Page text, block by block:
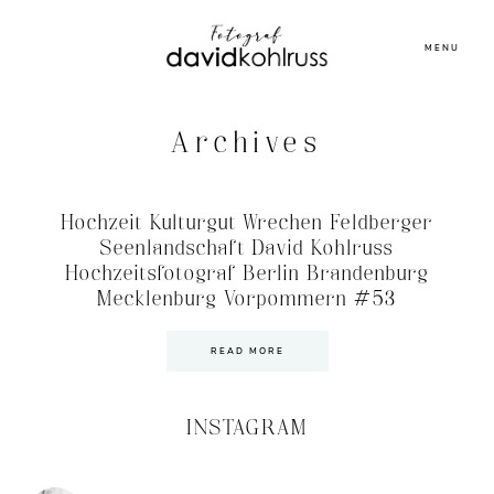
MENU
Archives
Hochzeit Kulturgut Wrechen Feldberger
Seenlandschaft David Kohlruss
Hochzeitsfotograf Berlin Brandenburg
Mecklenburg Vorpommern #53
READ MORE
INSTAGRAM